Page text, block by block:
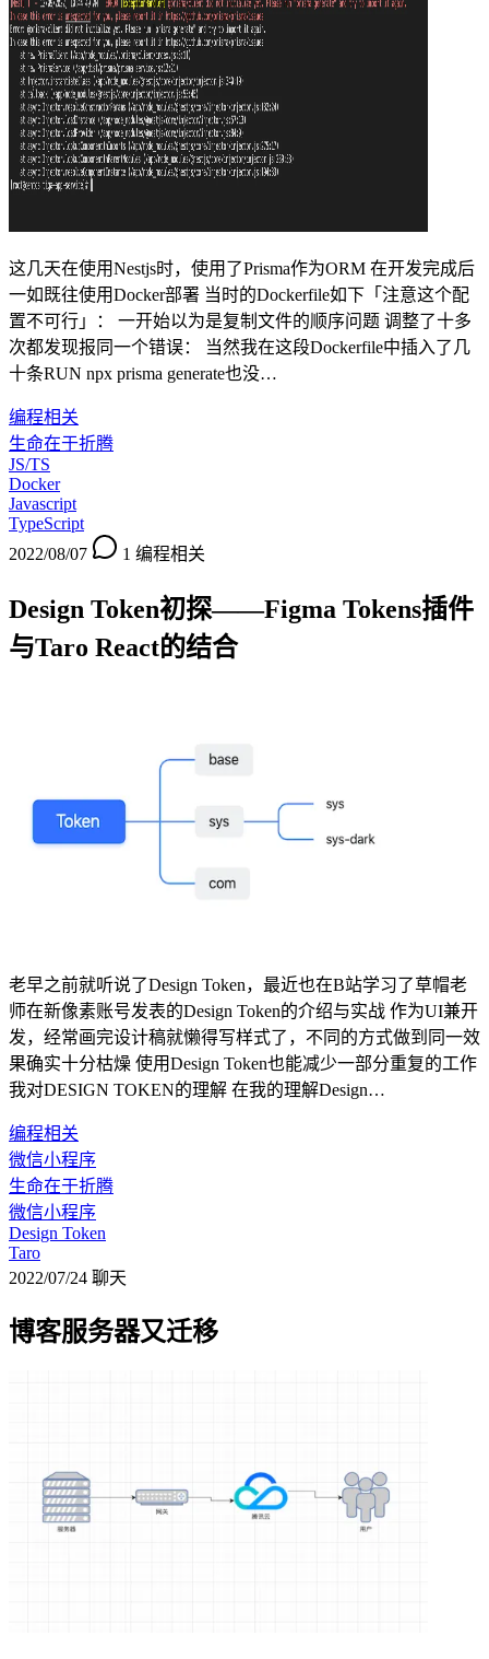
这几天在使用Nestjs时，使用了Prisma作为ORM 在开发完成后
一如既往使用Docker部署 当时的Dockerfile如下「注意这个配
置不可行」： 一开始以为是复制文件的顺序问题 调整了十多
次都发现报同一个错误： 当然我在这段Dockerfile中插入了几
十条RUN npx prisma generate也没…
编程相关
生命在于折腾
JS/TS
Docker
Javascript
TypeScript
2022/08/07
1 编程相关
Design Token初探——Figma Tokens插件
与Taro React的结合
老早之前就听说了Design Token，最近也在B站学习了草帽老
师在新像素账号发表的Design Token的介绍与实战 作为UI兼开
发，经常画完设计稿就懒得写样式了，不同的方式做到同一效
果确实十分枯燥 使用Design Token也能减少一部分重复的工作
我对DESIGN TOKEN的理解 在我的理解Design…
编程相关
微信小程序
生命在于折腾
微信小程序
Design Token
Taro
2022/07/24 聊天
博客服务器又迁移